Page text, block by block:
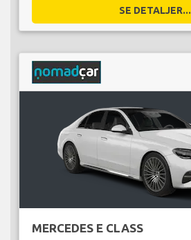
SE DETALJER...
MERCEDES E CLASS